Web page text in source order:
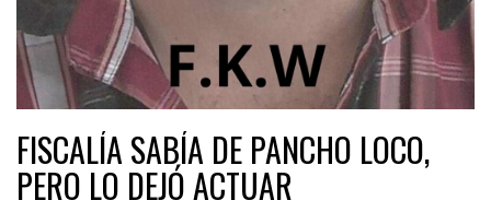
FISCALÍA SABÍA DE PANCHO LOCO,
PERO LO DEJÓ ACTUAR